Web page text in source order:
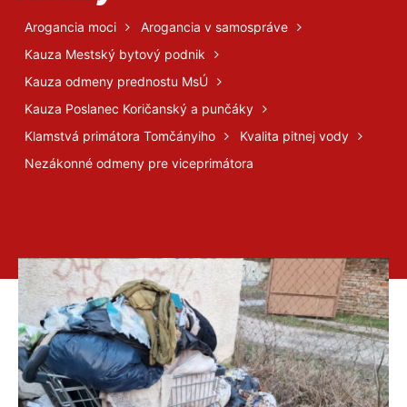
Arogancia moci
Arogancia v samospráve
Kauza Mestský bytový podnik
Kauza odmeny prednostu MsÚ
Kauza Poslanec Koričanský a punčáky
Klamstvá primátora Tomčányiho
Kvalita pitnej vody
Nezákonné odmeny pre viceprimátora